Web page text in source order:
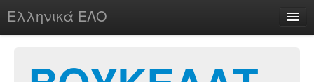
Ελληνικά ΕΛΟ